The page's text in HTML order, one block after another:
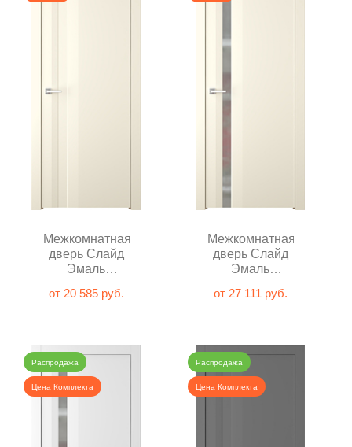
Межкомнатная
дверь Слайд
Эмаль
глухая
от 20 585 руб.
Межкомнатная
дверь Слайд
Эмаль
от 27 111 руб.
Распродажа
Цена Комплекта
Распродажа
Цена Комплекта